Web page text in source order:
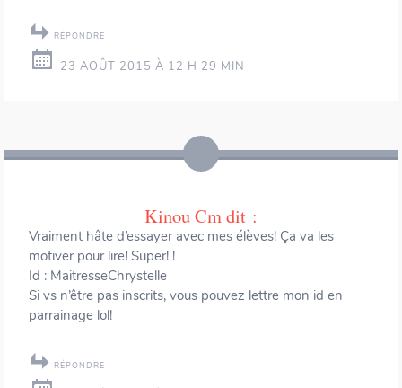
RÉPONDRE
23 AOÛT 2015 À 12 H 29 MIN
Kinou Cmdit :
Vraiment hâte d’essayer avec mes élèves! Ça va les
motiver pour lire! Super! !
Id : MaitresseChrystelle
Si vs n’être pas inscrits, vous pouvez lettre mon id en
parrainage lol!
RÉPONDRE